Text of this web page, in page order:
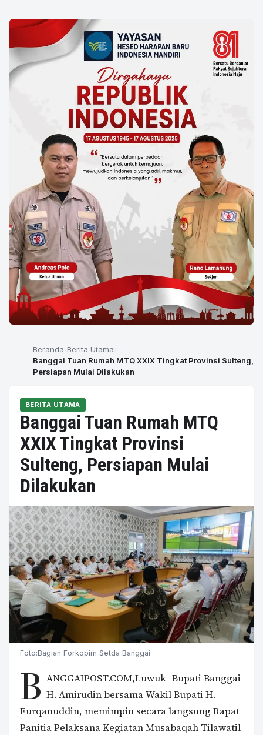
Beranda Berita Utama
Banggai Tuan Rumah MTQ XXIX Tingkat Provinsi Sulteng,
Persiapan Mulai Dilakukan
BERITA UTAMA
Banggai Tuan Rumah MTQ
XXIX Tingkat Provinsi
Sulteng, Persiapan Mulai
Dilakukan
Foto:Bagian Forkopim Setda Banggai
B ANGGAIPOST.COM,Luwuk- Bupati Banggai
H. Amirudin bersama Wakil Bupati H.
Furqanuddin, memimpin secara langsung Rapat
Panitia Pelaksana Kegiatan Musabaqah Tilawatil